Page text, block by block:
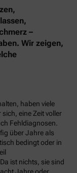
–
Wir zeigen,
haben viele
eine Zeit voller
Fehldiagnosen.
über Jahre als
bedingt oder in
ist nichts, sie sind
Jahre oder